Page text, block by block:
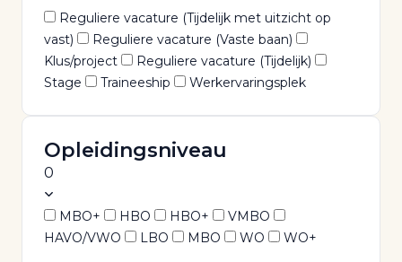
Reguliere vacature (Tijdelijk met uitzicht op
vast)
Reguliere vacature (Vaste baan)
Klus/project
Reguliere vacature (Tijdelijk)
Stage
Traineeship Werkervaringsplek
Opleidingsniveau
0
MBO+ HBO HBO+
VMBO
HAVO/VWO
LBO MBO WO WO+